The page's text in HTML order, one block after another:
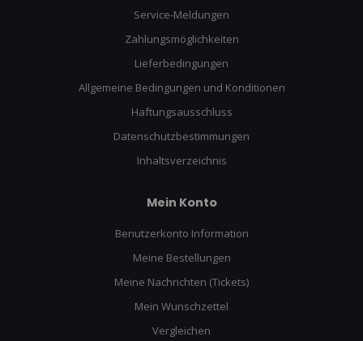
Service-Meldungen
Zahlungsmöglichkeiten
Lieferbedingungen
Allgemeine Bedingungen und Konditionen
Haftungsausschluss
Datenschutzbestimmungen
Inhaltsverzeichnis
Mein Konto
Benutzerkonto Information
Meine Bestellungen
Meine Nachrichten (Tickets)
Mein Wunschzettel
Vergleichen